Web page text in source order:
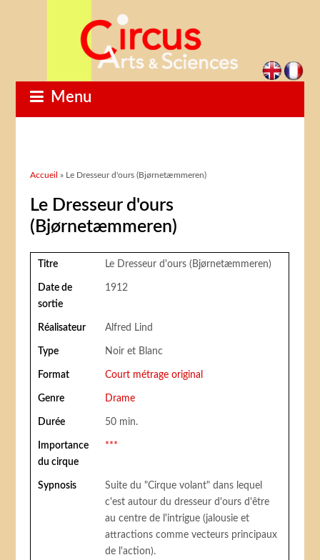
Menu
Vous êtes ici
Accueil » Le Dresseur d'ours (Bjørnetæmmeren)
Le Dresseur d'ours
(Bjørnetæmmeren)
Titre Le Dresseur d'ours (Bjørnetæmmeren)
Date de
sortie
1912
Réalisateur Alfred Lind
Type Noir et Blanc
Format Court métrage original
Genre Drame
Durée 50 min.
Importance
du cirque
***
Sypnosis
Suite du "Cirque volant" dans lequel
c'est autour du dresseur d'ours d'être
au centre de l'intrigue (jalousie et
attractions comme vecteurs principaux
de l'action).